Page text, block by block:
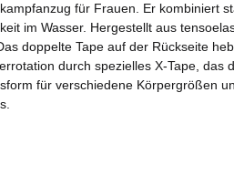
für Frauen. Er kombiniert
im Wasser. Hergestellt aus
doppelte Tape auf der Rückseite
durch spezielles X-Tape,
für verschiedene Körpergrößen